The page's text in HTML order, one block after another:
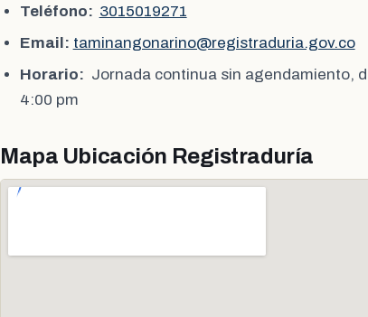
Teléfono: 3015019271
Email: taminangonarino@registraduria.gov.co
Horario: Jornada continua sin agendamiento,
4:00 pm
Mapa Ubicación Registraduría